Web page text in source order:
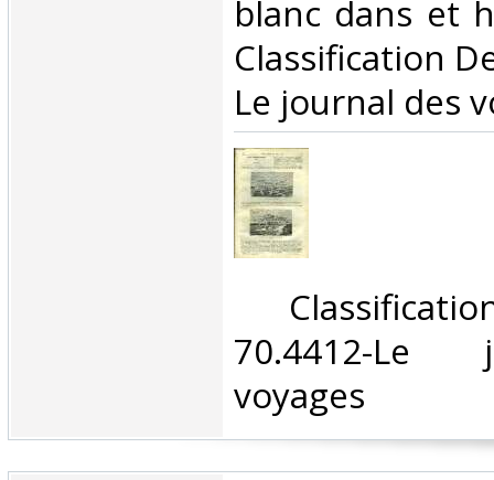
blanc dans et
Classification
Le journal des
70.4412-
voyages‎